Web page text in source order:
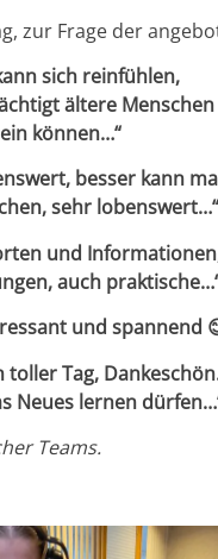
zur Frage der
sich reinfühlen,
ältere Menschen
können…“
besser kann
sehr lobenswert…“
und
auch
und spannend
toller Tag,
Neues lernen
Teams.